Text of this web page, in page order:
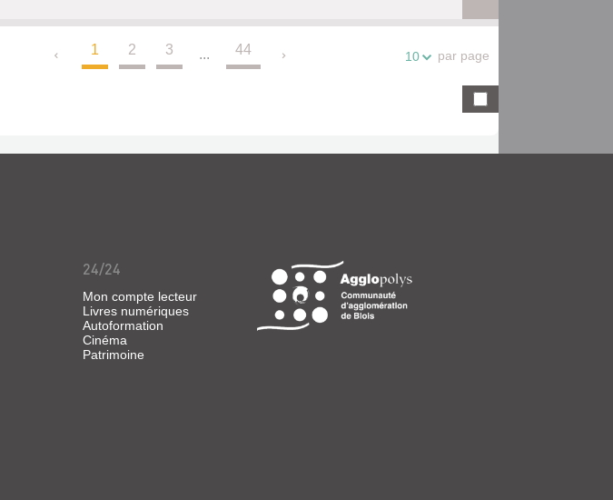
1 2 3 ... 44 10 par page
24/24
Mon compte lecteur
Livres numériques
Autoformation
Cinéma
Patrimoine